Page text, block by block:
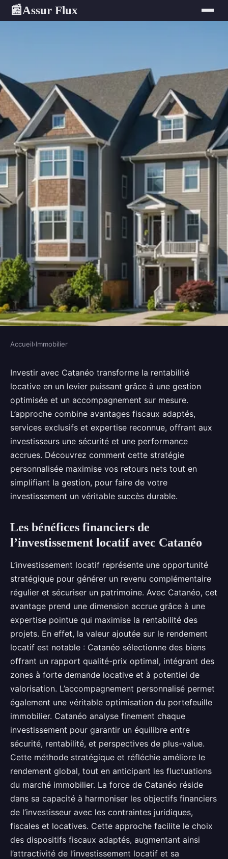
📰Assur Flux
Top avantages de
l'investissement locatif avec
catanéo
Maya•27 novembre 2025•5 min de lecture
Accueil›Immobilier
Investir avec Catanéo transforme la rentabilité
locative en un levier puissant grâce à une gestion
optimisée et un accompagnement sur mesure.
L’approche combine avantages fiscaux adaptés,
services exclusifs et expertise reconnue, offrant aux
investisseurs une sécurité et une performance
accrues. Découvrez comment cette stratégie
personnalisée maximise vos retours nets tout en
simplifiant la gestion, pour faire de votre
investissement un véritable succès durable.
Les bénéfices financiers de
l’investissement locatif avec Catanéo
L’investissement locatif représente une opportunité
stratégique pour générer un revenu complémentaire
régulier et sécuriser un patrimoine. Avec Catanéo, cet
avantage prend une dimension accrue grâce à une
expertise pointue qui maximise la rentabilité des
projets. En effet, la valeur ajoutée sur le rendement
locatif est notable : Catanéo sélectionne des biens
offrant un rapport qualité-prix optimal, intégrant des
zones à forte demande locative et à potentiel de
valorisation. L’accompagnement personnalisé permet
également une véritable optimisation du portefeuille
immobilier. Catanéo analyse finement chaque
investissement pour garantir un équilibre entre
sécurité, rentabilité, et perspectives de plus-value.
Cette méthode stratégique et réfléchie améliore le
rendement global, tout en anticipant les fluctuations
du marché immobilier. La force de Catanéo réside
dans sa capacité à harmoniser les objectifs financiers
de l’investisseur avec les contraintes juridiques,
fiscales et locatives. Cette approche facilite le choix
des dispositifs fiscaux adaptés, augmentant ainsi
l’attractivité de l’investissement locatif et sa